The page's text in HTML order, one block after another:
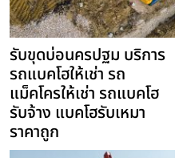
รับขุดบ่อนครปฐม บริการ
รถแบคโฮให้เช่า รถ
แม็คโครให้เช่า รถแบคโฮ
รับจ้าง แบคโฮรับเหมา
ราคาถูก